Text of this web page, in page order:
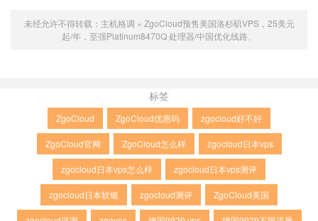
未经允许不得转载： 主机格调 » ZgoCloud预售美国洛杉矶VPS，25美元
起/年，至强Platinum8470Q 处理器/中国优化线路、
标签
ZgoCloud ZgoCloud优惠码 zgocloud好不好
ZgoCloud官网 ZgoCloud怎么样 zgocloud日本vps
zgocloud日本vps怎么样 zgocloud日本vps测评
zgocloud日本软银 zgocloud测评 ZgoCloud美国